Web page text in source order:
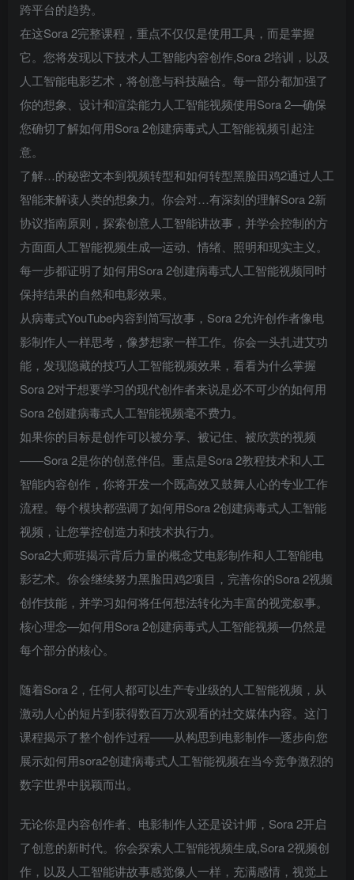
跨平台的趋势。
在这Sora 2完整课程，重点不仅仅是使用工具，而是掌握
它。您将发现以下技术人工智能内容创作,Sora 2培训，以及
人工智能电影艺术，将创意与科技融合。每一部分都加强了
你的想象、设计和渲染能力人工智能视频使用Sora 2—确保
您确切了解如何用Sora 2创建病毒式人工智能视频引起注
意。
了解…的秘密文本到视频转型和如何转型黑脸田鸡2通过人工
智能来解读人类的想象力。你会对…有深刻的理解Sora 2新
协议指南原则，探索创意人工智能讲故事，并学会控制的方
方面面人工智能视频生成—运动、情绪、照明和现实主义。
每一步都证明了如何用Sora 2创建病毒式人工智能视频同时
保持结果的自然和电影效果。
从病毒式YouTube内容到简写故事，Sora 2允许创作者像电
影制作人一样思考，像梦想家一样工作。你会一头扎进艾功
能，发现隐藏的技巧人工智能视频效果，看看为什么掌握
Sora 2对于想要学习的现代创作者来说是必不可少的如何用
Sora 2创建病毒式人工智能视频毫不费力。
如果你的目标是创作可以被分享、被记住、被欣赏的视频
——Sora 2是你的创意伴侣。重点是Sora 2教程技术和人工
智能内容创作，你将开发一个既高效又鼓舞人心的专业工作
流程。每个模块都强调了如何用Sora 2创建病毒式人工智能
视频，让您掌控创造力和技术执行力。
Sora2大师班揭示背后力量的概念艾电影制作和人工智能电
影艺术。你会继续努力黑脸田鸡2项目，完善你的Sora 2视频
创作技能，并学习如何将任何想法转化为丰富的视觉叙事。
核心理念—如何用Sora 2创建病毒式人工智能视频—仍然是
每个部分的核心。
随着Sora 2，任何人都可以生产专业级的人工智能视频，从
激动人心的短片到获得数百万次观看的社交媒体内容。这门
课程揭示了整个创作过程——从构思到电影制作—逐步向您
展示如何用sora2创建病毒式人工智能视频在当今竞争激烈的
数字世界中脱颖而出。
无论你是内容创作者、电影制作人还是设计师，Sora 2开启
了创意的新时代。你会探索人工智能视频生成,Sora 2视频创
作，以及人工智能讲故事感觉像人一样，充满感情，视觉上